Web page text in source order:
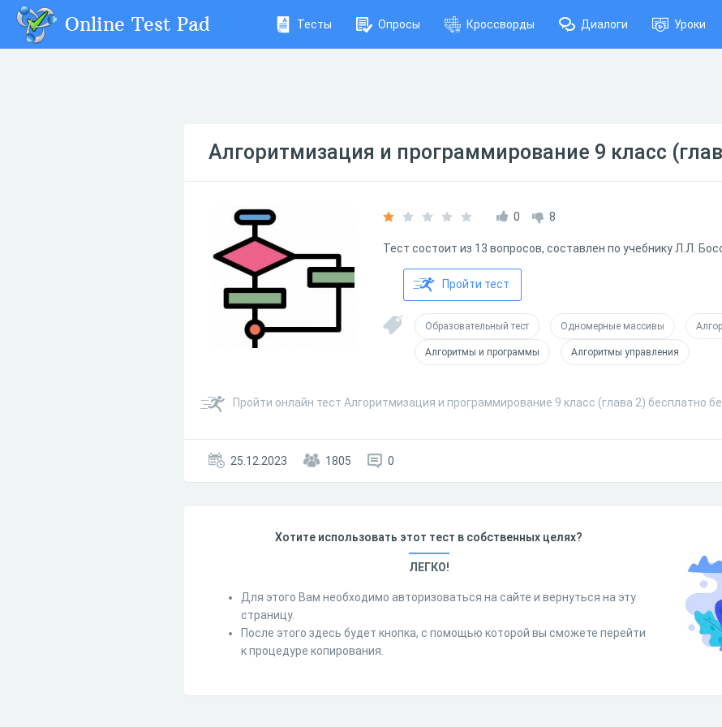
Online Test Pad Тесты Опросы Кроссворды Диалоги Уроки
Алгоритмизация и программирование 9 класс
0 8
Тест состоит из 13 вопросов, составлен по учебнику Л.Л.
Пройти тест
Образовательный тест Одномерные массивы
Алгоритмы и программы Алгоритмы управления
Пройти онлайн тест Алгоритмизация и программирование 9 класс (глава 2) бесплатно
25.12.2023 1805 0
Хотите использовать этот тест в собственных целях?
ЛЕГКО!
Для этого Вам необходимо авторизоваться на сайте и вернуться на эту
страницу.
После этого здесь будет кнопка, с помощью которой вы сможете перейти
к процедуре копирования.